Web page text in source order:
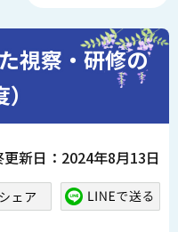
視察・研修の
更新日：2024年8月13日